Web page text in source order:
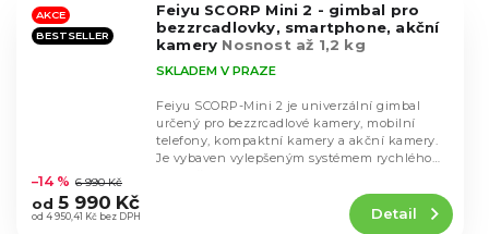
hvězdiček.
AKCE
BESTSELLER
Feiyu SCORP Mini 2 - gimbal pro
bezzrcadlovky, smartphone, akční
kamery Nosnost až 1,2 kg
hodnocení
produktu
je
SKLADEM V PRAZE
od 4 950,41 Kč bez DPH
–14 % 6 990 Kč
od 5 990 Kč Detail
Feiyu SCORP-Mini 2 je univerzální gimbal
určený pro bezzrcadlové kamery, mobilní
telefony, kompaktní kamery a akční kamery.
Je vybaven vylepšeným systémem rychlého